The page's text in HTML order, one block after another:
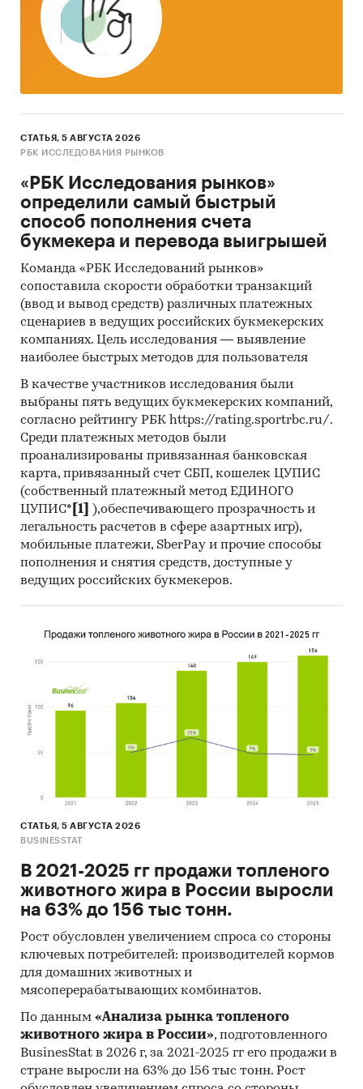
знаний о компаниях.
Интервью с производителями
провели
интервью с производителями
Mystery-Shopping с производителями
того, информацию об объемах производства и
ценах мы получили, вступив впереговоры
производителямив завуалированной
форме(Mystery-Shopping) от имени
потенциального заказчика.
Мониторинг документов: в качестве
основных методов анализа данных выступают
так называемые (1) Традиционный
(качественный) контент-анализ интервью и
документов и (2) Квантитативный
(количественный) анализ с применением
пакетов программ, к которым имеет доступ
наше агентство.
Контент-анализ выполняется в рамках
проведения Desk Research (кабинетное
исследование). В общем виде целью
кабинетного исследования является
проанализировать ситуацию на рынке заводов
бетонных и получить (рассчитать) показатели,
характеризующие его состояние в настоящее
время и в будущем.
Базы данных Федеральной Таможенной
Материалы DataMonitor, EuroMonitor,
Eurostat.
специализированные издания,
Материалы участников отечественного и
мирового рынков.
Результаты исследований маркетинговых и
консалтинговых агентств.
Материалы отраслевых учреждений и базы
данных.
Результаты ценовых мониторингов.
Материалы и базы данных статистики ООН
(United Nations Statistics Division:
Commodity Trade Statistics, Industrial
Commodity Statistics, Food and Agriculture
СТАТЬЯ, 5 АВГУСТА 2026
РБК ИССЛЕДОВАНИЯ РЫНКОВ
«РБК Исследования рынков»
определили самый быстрый
способ пополнения счета
букмекера и перевода выигрышей
Команда «РБК Исследований рынков»
сопоставила скорости обработки транзакций
(ввод и вывод средств) различных платежных
сценариев в ведущих российских букмекерских
компаниях. Цель исследования — выявление
наиболее быстрых методов для пользователя
В качестве участников исследования были
выбраны пять ведущих букмекерских компаний,
согласно рейтингу РБК https://rating.sportrbc.ru/.
Среди платежных методов были
проанализированы привязанная банковская
карта, привязанный счет СБП, кошелек ЦУПИС
(собственный платежный метод ЕДИНОГО
ЦУПИС* [1]
),обеспечивающего прозрачность и
легальность расчетов в сфере азартных игр),
мобильные платежи, SberPay и прочие способы
пополнения и снятия средств, доступные у
ведущих российских букмекеров.
СТАТЬЯ, 5 АВГУСТА 2026
BUSINESSTAT
В 2021-2025 гг продажи топленого
животного жира в России выросли
на 63% до 156 тыс тонн.
Рост обусловлен увеличением спроса со стороны
ключевых потребителей: производителей кормов
для домашних животных и
мясоперерабатывающих комбинатов.
По данным «Анализа рынка топленого
животного жира в России», подготовленного
BusinesStat в 2026 г, за 2021-2025 гг его продажи в
стране выросли на 63% до 156 тыс тонн. Рост